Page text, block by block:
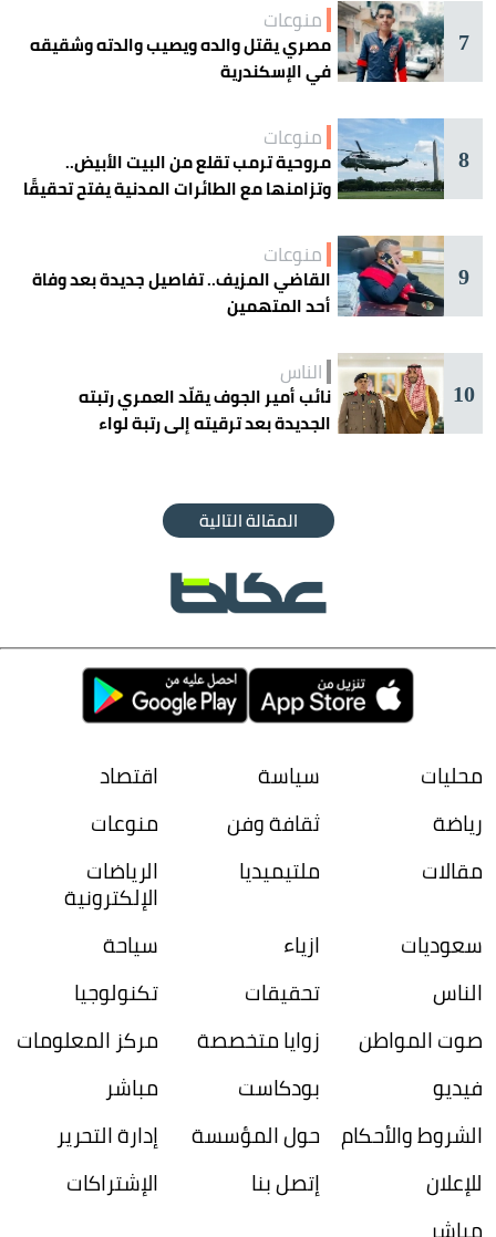
7
منوعات
مصري يقتل والده ويصيب والدته وشقيقه
في الإسكندرية
8
منوعات
مروحية ترمب تقلع من البيت الأبيض..
وتزامنها مع الطائرات المدنية يفتح تحقيقًا
9
منوعات
القاضي المزيف.. تفاصيل جديدة بعد وفاة
أحد المتهمين
10
الناس
نائب أمير الجوف يقلّد العمري رتبته
الجديدة بعد ترقيته إلى رتبة لواء
المقالة التالية
محليات سياسة
اقتصاد
رياضة
ثقافة وفن
منوعات
مقالات
ملتيميديا الرياضات
الإلكترونية
سعوديات
ازياء
سياحة
الناس
تحقيقات
تكنولوجيا
صوت المواطن
زوايا متخصصة
مركز المعلومات
فيديو
بودكاست
مباشر
الشروط والأحكام حول المؤسسة
إدارة التحرير
للإعلان
إتصل بنا
الإشتراكات